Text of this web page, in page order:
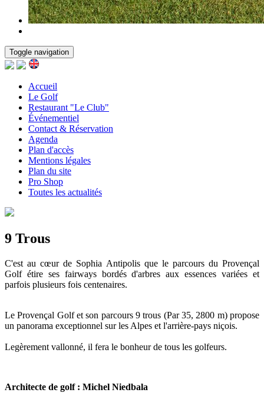
Toggle navigation
Accueil
Le Golf
Restaurant "Le Club"
Événementiel
Contact & Réservation
Agenda
Plan d'accès
Mentions légales
Plan du site
Pro Shop
Toutes les actualités
9 Trous
C'est au cœur de Sophia Antipolis que le parcours du Provençal
Golf étire ses fairways bordés d'arbres aux essences variées et
parfois plusieurs fois centenaires.
Le Provençal Golf et son parcours 9 trous (Par 35, 2800 m) propose
un panorama exceptionnel sur les Alpes et l'arrière-pays niçois.
Legèrement vallonné, il fera le bonheur de tous les golfeurs.
Architecte de golf : Michel Niedbala